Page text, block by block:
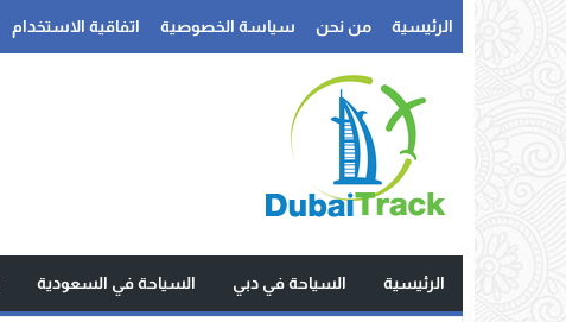
الرئيسية من نحن سياسة الخصوصية اتفاقية الاستخدام
الرئيسية السياحة في دبي السياحة في السعودية